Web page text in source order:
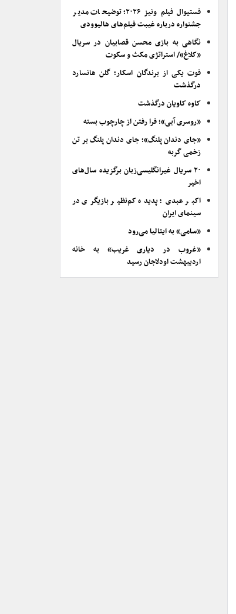
فستیوال فیلم ونیز ۲۰۲۶؛ توضیحات مدیر
جشنواره درباره غیبت فیلم‌های هالیوودی
نگاهی به بازی محسن قصابیان در سریال
«کلاغ»/ استراتژی مکث و سکوت
فوت یکی از برندگان اسکار؛ گلن هانسارد
درگذشت
کاوه کاویان درگذشت
«روسری آبی»؛ فرا رفتن از چارچوب بسته
«جای دندان پلنگ»؛ جای دندان پلنگ بر تن
زخمی گربه
۲۰ سریال غیرانگلیسی‌زبان برگزیده سال‌های
اخیر
اکبر عبدی؛ پدیده کم‌نظیر بازیگری در
سینمای ایران
«سامی» به ایتالیا می‌رود
«غروب در دیاری غریب» به خانه
اردیبهشت اودلاجان رسید